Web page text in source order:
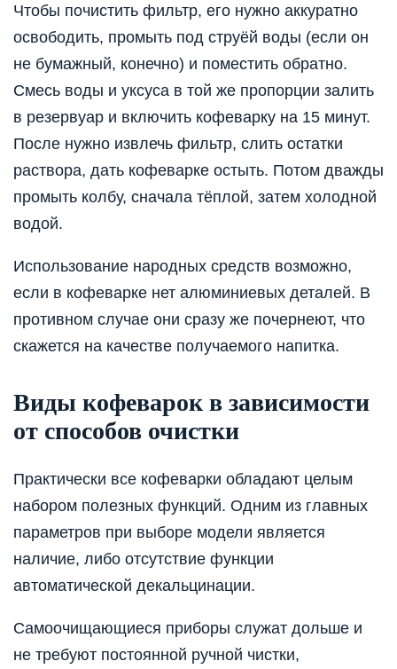
Чтобы почистить фильтр, его нужно аккуратно
освободить, промыть под струёй воды (если он
не бумажный, конечно) и поместить обратно.
Смесь воды и уксуса в той же пропорции залить
в резервуар и включить кофеварку на 15 минут.
После нужно извлечь фильтр, слить остатки
раствора, дать кофеварке остыть. Потом дважды
промыть колбу, сначала тёплой, затем холодной
водой.
Использование народных средств возможно,
если в кофеварке нет алюминиевых деталей. В
противном случае они сразу же почернеют, что
скажется на качестве получаемого напитка.
Виды кофеварок в зависимости
от способов очистки
Практически все кофеварки обладают целым
набором полезных функций. Одним из главных
параметров при выборе модели является
наличие, либо отсутствие функции
автоматической декальцинации.
Самоочищающиеся приборы служат дольше и
не требуют постоянной ручной чистки,